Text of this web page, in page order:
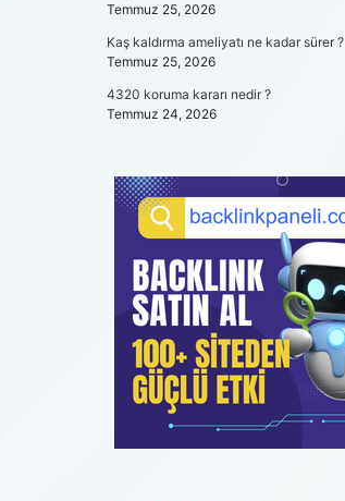
Temmuz 25, 2026
Kaş kaldırma ameliyatı ne kadar sürer ?
Temmuz 25, 2026
4320 koruma kararı nedir ?
Temmuz 24, 2026